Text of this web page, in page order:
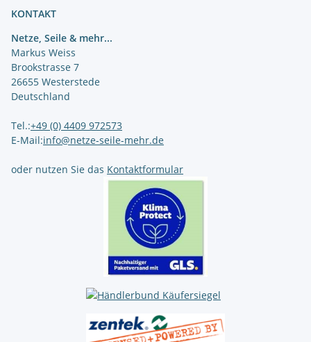
KONTAKT
Netze, Seile & mehr...
Markus Weiss
Brookstrasse 7
26655 Westerstede
Deutschland
Tel.:+49 (0) 4409 972573
E-Mail:info@netze-seile-mehr.de
oder nutzen Sie das Kontaktformular